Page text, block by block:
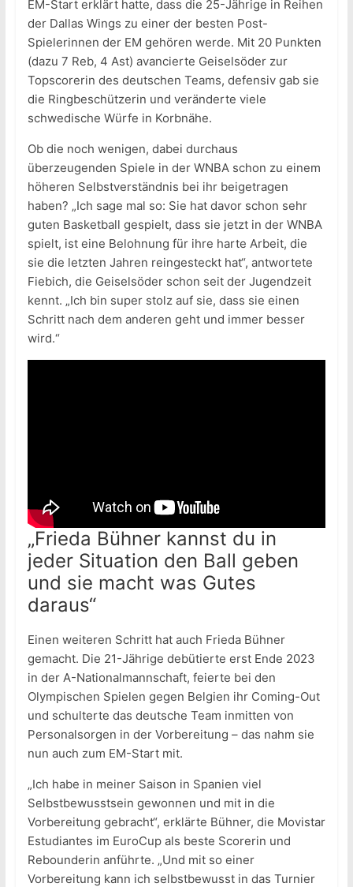
EM-Start erklärt hatte, dass die 25-Jährige in Reihen
der Dallas Wings zu einer der besten Post-
Spielerinnen der EM gehören werde. Mit 20 Punkten
(dazu 7 Reb, 4 Ast) avancierte Geiselsöder zur
Topscorerin des deutschen Teams, defensiv gab sie
die Ringbeschützerin und veränderte viele
schwedische Würfe in Korbnähe.
Ob die noch wenigen, dabei durchaus
überzeugenden Spiele in der WNBA schon zu einem
höheren Selbstverständnis bei ihr beigetragen
haben? „Ich sage mal so: Sie hat davor schon sehr
guten Basketball gespielt, dass sie jetzt in der WNBA
spielt, ist eine Belohnung für ihre harte Arbeit, die
sie die letzten Jahren reingesteckt hat“, antwortete
Fiebich, die Geiselsöder schon seit der Jugendzeit
kennt. „Ich bin super stolz auf sie, dass sie einen
Schritt nach dem anderen geht und immer besser
wird.“
„Frieda Bühner kannst du in
jeder Situation den Ball geben
und sie macht was Gutes
daraus“
Einen weiteren Schritt hat auch Frieda Bühner
gemacht. Die 21-Jährige debütierte erst Ende 2023
in der A-Nationalmannschaft, feierte bei den
Olympischen Spielen gegen Belgien ihr Coming-Out
und schulterte das deutsche Team inmitten von
Personalsorgen in der Vorbereitung – das nahm sie
nun auch zum EM-Start mit.
„Ich habe in meiner Saison in Spanien viel
Selbstbewusstsein gewonnen und mit in die
Vorbereitung gebracht“, erklärte Bühner, die Movistar
Estudiantes im EuroCup als beste Scorerin und
Rebounderin anführte. „Und mit so einer
Vorbereitung kann ich selbstbewusst in das Turnier